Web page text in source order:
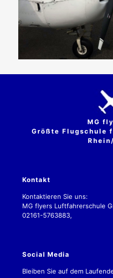
MG
Größte Flugschule
Kontakt
Kontaktieren Sie uns:
MG flyers Luftfahrerschule
02161-5763883,
Social Media
Bleiben Sie auf dem